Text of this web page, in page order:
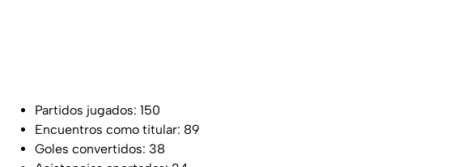
Partidos jugados: 150
Encuentros como titular: 89
Goles convertidos: 38